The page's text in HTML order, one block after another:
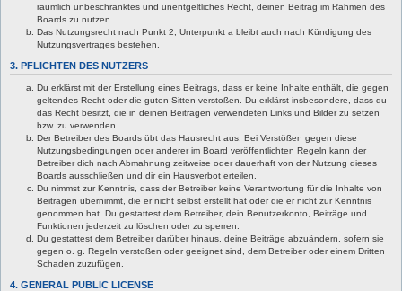
räumlich unbeschränktes und unentgeltliches Recht, deinen Beitrag im Rahmen des
Boards zu nutzen.
Das Nutzungsrecht nach Punkt 2, Unterpunkt a bleibt auch nach Kündigung des
Nutzungsvertrages bestehen.
3. PFLICHTEN DES NUTZERS
Du erklärst mit der Erstellung eines Beitrags, dass er keine Inhalte enthält, die gegen
geltendes Recht oder die guten Sitten verstoßen. Du erklärst insbesondere, dass du
das Recht besitzt, die in deinen Beiträgen verwendeten Links und Bilder zu setzen
bzw. zu verwenden.
Der Betreiber des Boards übt das Hausrecht aus. Bei Verstößen gegen diese
Nutzungsbedingungen oder anderer im Board veröffentlichten Regeln kann der
Betreiber dich nach Abmahnung zeitweise oder dauerhaft von der Nutzung dieses
Boards ausschließen und dir ein Hausverbot erteilen.
Du nimmst zur Kenntnis, dass der Betreiber keine Verantwortung für die Inhalte von
Beiträgen übernimmt, die er nicht selbst erstellt hat oder die er nicht zur Kenntnis
genommen hat. Du gestattest dem Betreiber, dein Benutzerkonto, Beiträge und
Funktionen jederzeit zu löschen oder zu sperren.
Du gestattest dem Betreiber darüber hinaus, deine Beiträge abzuändern, sofern sie
gegen o. g. Regeln verstoßen oder geeignet sind, dem Betreiber oder einem Dritten
Schaden zuzufügen.
4. GENERAL PUBLIC LICENSE